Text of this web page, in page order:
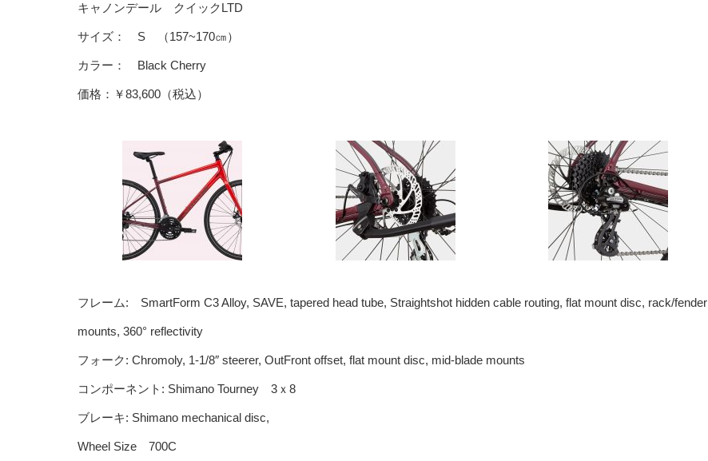
キャノンデール クイックLTD
サイズ： S （157~170㎝）
カラー： Black Cherry
価格：￥83,600（税込）
フレーム: SmartForm C3 Alloy, SAVE, tapered head tube, Straightshot hidden cable routing, flat mount disc, rack/fender
mounts, 360° reflectivity
フォーク: Chromoly, 1-1/8″ steerer, OutFront offset, flat mount disc, mid-blade mounts
コンポーネント: Shimano Tourney 3ｘ8
ブレーキ: Shimano mechanical disc,
Wheel Size 700C